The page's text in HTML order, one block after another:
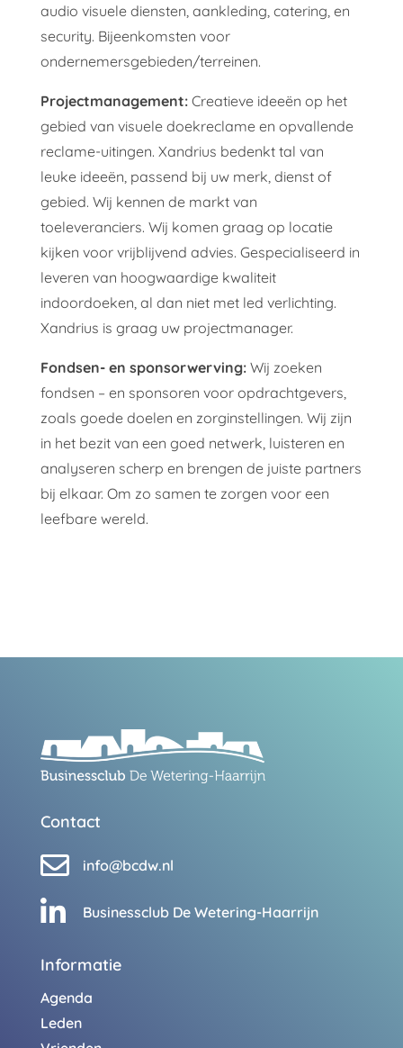
audio visuele diensten, aankleding, catering, en
security. Bijeenkomsten voor
ondernemersgebieden/terreinen.
Projectmanagement:Creatieve ideeën op het
gebied van visuele doekreclame en opvallende
reclame-uitingen. Xandrius bedenkt tal van
leuke ideeën, passend bij uw merk, dienst of
gebied. Wij kennen de markt van
toeleveranciers. Wij komen graag op locatie
kijken voor vrijblijvend advies. Gespecialiseerd in
leveren van hoogwaardige kwaliteit
indoordoeken, al dan niet met led verlichting.
Xandrius is graag uw projectmanager.
Fondsen- en sponsorwerving:Wij zoeken
fondsen – en sponsoren voor opdrachtgevers,
zoals goede doelen en zorginstellingen. Wij zijn
in het bezit van een goed netwerk, luisteren en
analyseren scherp en brengen de juiste partners
bij elkaar. Om zo samen te zorgen voor een
leefbare wereld.
Contact
 info@bcdw.nl
 Businessclub De Wetering-Haarrijn
Informatie
Agenda
Leden